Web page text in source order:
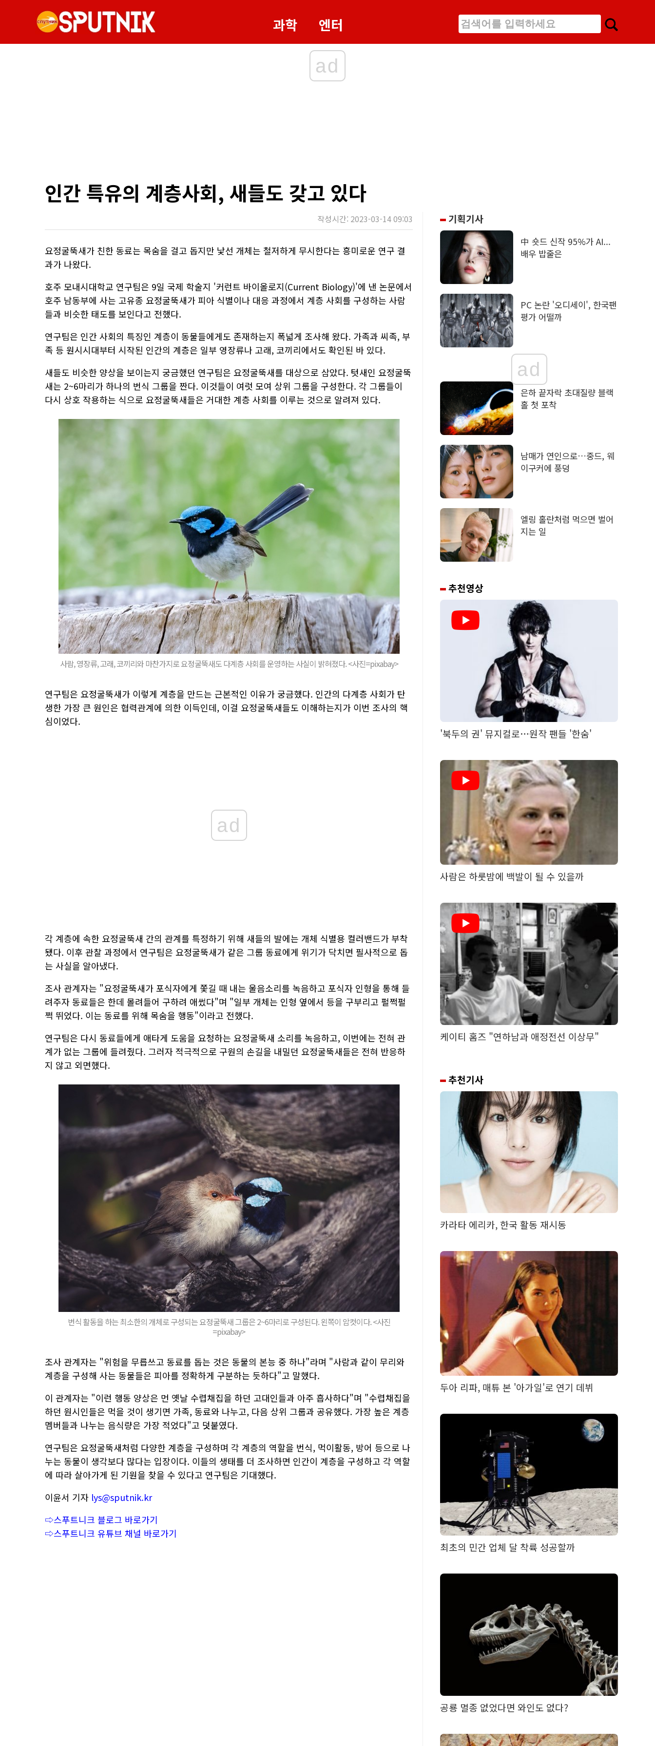
과학 엔터
ad
인간 특유의 계층사회, 새들도 갖고 있다
작성시간: 2023-03-14 09:03
요정굴뚝새가 친한 동료는 목숨을 걸고 돕지만 낯선 개체는 철저하게 무시한다는 흥미로운 연구 결
과가 나왔다.
호주 모내시대학교 연구팀은 9일 국제 학술지 '커런트 바이올로지(Current Biology)'에 낸 논문에서
호주 남동부에 사는 고유종 요정굴뚝새가 피아 식별이나 대응 과정에서 계층 사회를 구성하는 사람
들과 비슷한 태도를 보인다고 전했다.
연구팀은 인간 사회의 특징인 계층이 동물들에게도 존재하는지 폭넓게 조사해 왔다. 가족과 씨족, 부
족 등 원시시대부터 시작된 인간의 계층은 일부 영장류나 고래, 코끼리에서도 확인된 바 있다.
새들도 비슷한 양상을 보이는지 궁금했던 연구팀은 요정굴뚝새를 대상으로 삼았다. 텃새인 요정굴뚝
새는 2~6마리가 하나의 번식 그룹을 짠다. 이것들이 여럿 모여 상위 그룹을 구성한다. 각 그룹들이
다시 상호 작용하는 식으로 요정굴뚝새들은 거대한 계층 사회를 이루는 것으로 알려져 있다.
사람, 영장류, 고래, 코끼리와 마찬가지로 요정굴뚝새도 다계층 사회를 운영하는 사실이 밝혀졌다. <사진=pixabay>
연구팀은 요정굴뚝새가 이렇게 계층을 만드는 근본적인 이유가 궁금했다. 인간의 다계층 사회가 탄
생한 가장 큰 원인은 협력관계에 의한 이득인데, 이걸 요정굴뚝새들도 이해하는지가 이번 조사의 핵
심이었다.
ad
각 계층에 속한 요정굴뚝새 간의 관계를 특정하기 위해 새들의 발에는 개체 식별용 컬러밴드가 부착
됐다. 이후 관찰 과정에서 연구팀은 요정굴뚝새가 같은 그룹 동료에게 위기가 닥치면 필사적으로 돕
는 사실을 알아냈다.
조사 관계자는 "요정굴뚝새가 포식자에게 쫓길 때 내는 울음소리를 녹음하고 포식자 인형을 통해 들
려주자 동료들은 한데 몰려들어 구하려 애썼다"며 "일부 개체는 인형 옆에서 등을 구부리고 펄쩍펄
쩍 뛰었다. 이는 동료를 위해 목숨을 행동"이라고 전했다.
연구팀은 다시 동료들에게 애타게 도움을 요청하는 요정굴뚝새 소리를 녹음하고, 이번에는 전혀 관
계가 없는 그룹에 들려줬다. 그러자 적극적으로 구원의 손길을 내밀던 요정굴뚝새들은 전혀 반응하
지 않고 외면했다.
번식 활동을 하는 최소한의 개체로 구성되는 요정굴뚝새 그룹은 2~6마리로 구성된다. 왼쪽이 암컷이다. <사진
=pixabay>
조사 관계자는 "위험을 무릅쓰고 동료를 돕는 것은 동물의 본능 중 하나"라며 "사람과 같이 무리와
계층을 구성해 사는 동물들은 피아를 정확하게 구분하는 듯하다"고 말했다.
이 관계자는 "이런 행동 양상은 먼 옛날 수렵채집을 하던 고대인들과 아주 흡사하다"며 "수렵채집을
하던 원시인들은 먹을 것이 생기면 가족, 동료와 나누고, 다음 상위 그룹과 공유했다. 가장 높은 계층
멤버들과 나누는 음식량은 가장 적었다"고 덧붙였다.
연구팀은 요정굴뚝새처럼 다양한 계층을 구성하며 각 계층의 역할을 번식, 먹이활동, 방어 등으로 나
누는 동물이 생각보다 많다는 입장이다. 이들의 생태를 더 조사하면 인간이 계층을 구성하고 각 역할
에 따라 살아가게 된 기원을 찾을 수 있다고 연구팀은 기대했다.
이윤서 기자 lys@sputnik.kr
⇨스푸트니크 블로그 바로가기
⇨스푸트니크 유튜브 채널 바로가기
기획기사
中 숏드 신작 95%가 AI...
배우 밥줄은
PC 논란 '오디세이', 한국팬
평가 어떨까
ad
은하 끝자락 초대질량 블랙
홀 첫 포착
남매가 연인으로…중드, 웨
이구커에 풍덩
엘링 홀란처럼 먹으면 벌어
지는 일
추천영상
'북두의 권' 뮤지컬로…원작 팬들 '한숨'
사람은 하룻밤에 백발이 될 수 있을까
케이티 홈즈 "연하남과 애정전선 이상무"
추천기사
카라타 에리카, 한국 활동 재시동
두아 리파, 매튜 본 '아가일'로 연기 데뷔
최초의 민간 업체 달 착륙 성공할까
공룡 멸종 없었다면 와인도 없다?